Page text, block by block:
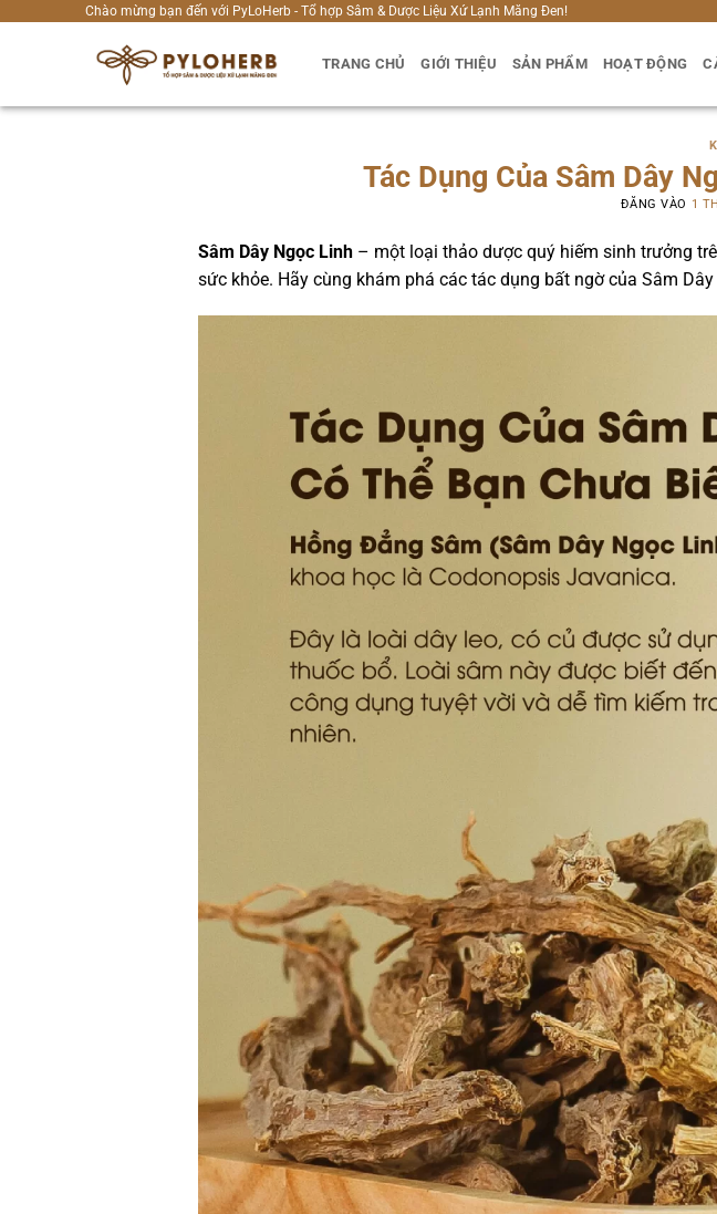
Chào mừng bạn đến với PyLoHerb - Tổ hợp Sâm & Dược Liệu Xứ Lạnh Măng Đen!
TRANG CHỦ GIỚI THIỆU SẢN PHẨM HOẠT ĐỘNG
Tác Dụng Của Sâm Dây
ĐĂNG VÀO 1
Sâm Dây Ngọc Linh– một loại thảo dược quý hiếm sinh trưởng
sức khỏe. Hãy cùng khám phá các tác dụng bất ngờ của Sâm